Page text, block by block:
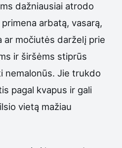
dažniausiai atrodo
arbatą, vasarą,
ar močiutės darželį prie
ir širšėms stiprūs
nemalonūs. Jie trukdo
pagal kvapus ir gali
vietą mažiau